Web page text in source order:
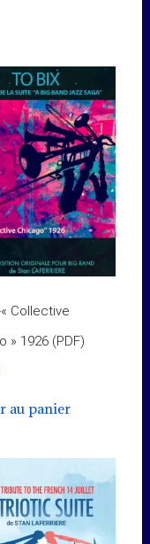
Collective
» 1926 (PDF)
au panier